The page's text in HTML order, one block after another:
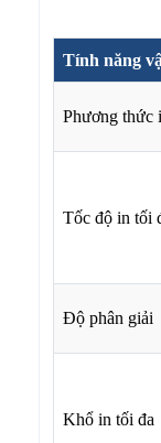
Tính năng
Phương thức
Tốc độ in tối
Độ phân giải
Khổ in tối đa